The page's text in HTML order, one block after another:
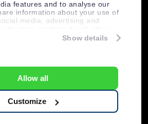
features and to analyse our
information about your use of
media, advertising and
provided to them or that
Show details
Allow all
Customize